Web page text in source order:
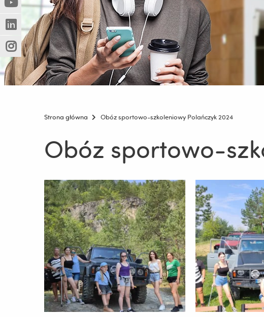
innej
strony)
(Nowe
okno)
(Link
do
innej
strony)
(Nowe
okno)
(Link
do
innej
strony)
(Nowe
okno)
(Link
do
innej
strony)
Strona główna Obóz sportowo-szkoleniowy Polańczyk 2024
Obóz sportowo-